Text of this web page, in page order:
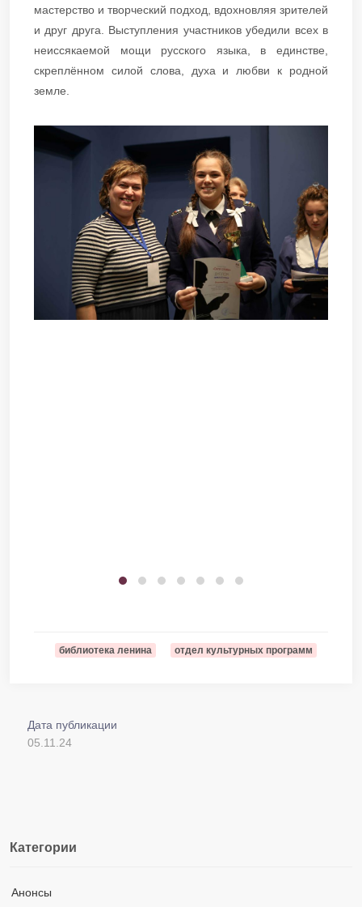
мастерство и творческий подход, вдохновляя зрителей
и друг друга. Выступления участников убедили всех в
неиссякаемой мощи русского языка, в единстве,
скреплённом силой слова, духа и любви к родной
земле.
библиотека ленина отдел культурных программ
Дата публикации
05.11.24
Категории
Анонсы